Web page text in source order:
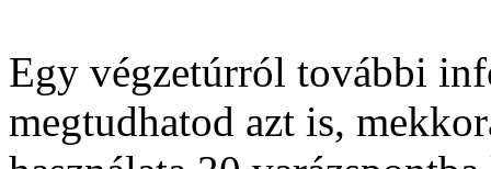
Egy végzetúrról további
megtudhatod azt is,